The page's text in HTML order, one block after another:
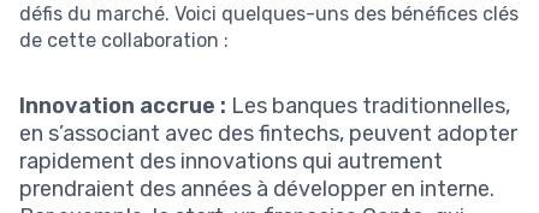
défis du marché. Voici quelques-uns des bénéfices clés
de cette collaboration :
Innovation accrue : Les banques traditionnelles,
en s’associant avec des fintechs, peuvent adopter
rapidement des innovations qui autrement
prendraient des années à développer en interne.